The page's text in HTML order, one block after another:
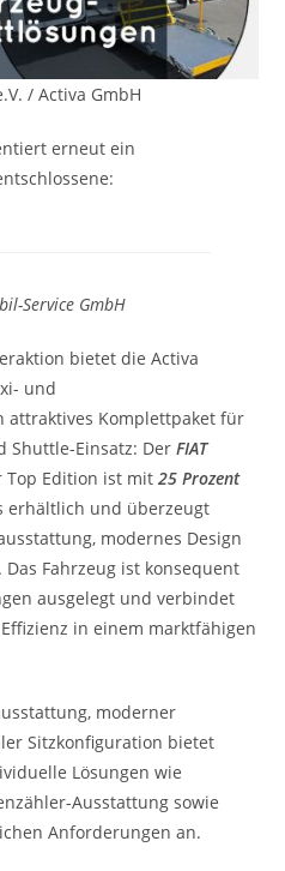
/ Activa GmbH
erneut ein
Service GmbH
bietet die Activa
und
attraktives Komplettpaket für
Shuttle-Einsatz: DerFIAT
Edition ist mit25 Prozent
erhältlich und überzeugt
modernes Design
Fahrzeug ist konsequent
ausgelegt und verbindet
in einem marktfähigen
moderner
Sitzkonfiguration bietet
Lösungen wie
Ausstattung sowie
Anforderungen an.